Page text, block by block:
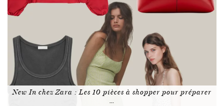
New In chez Zara : Les 10 pièces à shopper pour préparer
…